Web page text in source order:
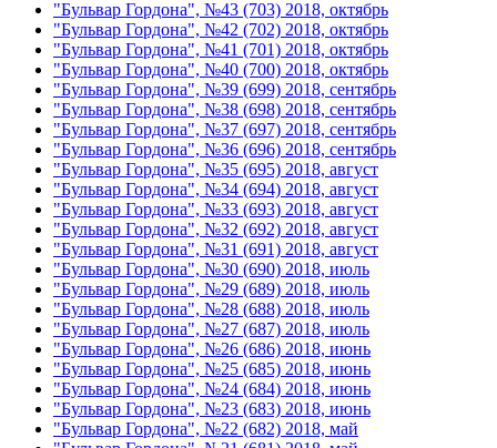
"Бульвар Гордона", №43 (703) 2018, октябрь
"Бульвар Гордона", №42 (702) 2018, октябрь
"Бульвар Гордона", №41 (701) 2018, октябрь
"Бульвар Гордона", №40 (700) 2018, октябрь
"Бульвар Гордона", №39 (699) 2018, сентябрь
"Бульвар Гордона", №38 (698) 2018, сентябрь
"Бульвар Гордона", №37 (697) 2018, сентябрь
"Бульвар Гордона", №36 (696) 2018, сентябрь
"Бульвар Гордона", №35 (695) 2018, август
"Бульвар Гордона", №34 (694) 2018, август
"Бульвар Гордона", №33 (693) 2018, август
"Бульвар Гордона", №32 (692) 2018, август
"Бульвар Гордона", №31 (691) 2018, август
"Бульвар Гордона", №30 (690) 2018, июль
"Бульвар Гордона", №29 (689) 2018, июль
"Бульвар Гордона", №28 (688) 2018, июль
"Бульвар Гордона", №27 (687) 2018, июль
"Бульвар Гордона", №26 (686) 2018, июнь
"Бульвар Гордона", №25 (685) 2018, июнь
"Бульвар Гордона", №24 (684) 2018, июнь
"Бульвар Гордона", №23 (683) 2018, июнь
"Бульвар Гордона", №22 (682) 2018, май